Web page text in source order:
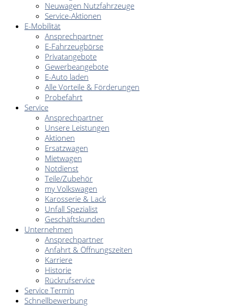
Neuwagen Nutzfahrzeuge
Service-Aktionen
E-Mobilität
Ansprechpartner
E-Fahrzeugbörse
Privatangebote
Gewerbeangebote
E-Auto laden
Alle Vorteile & Förderungen
Probefahrt
Service
Ansprechpartner
Unsere Leistungen
Aktionen
Ersatzwagen
Mietwagen
Notdienst
Teile/Zubehör
my Volkswagen
Karosserie & Lack
Unfall Spezialist
Geschäftskunden
Unternehmen
Ansprechpartner
Anfahrt & Öffnungszeiten
Karriere
Historie
Rückrufservice
Service Termin
Schnellbewerbung